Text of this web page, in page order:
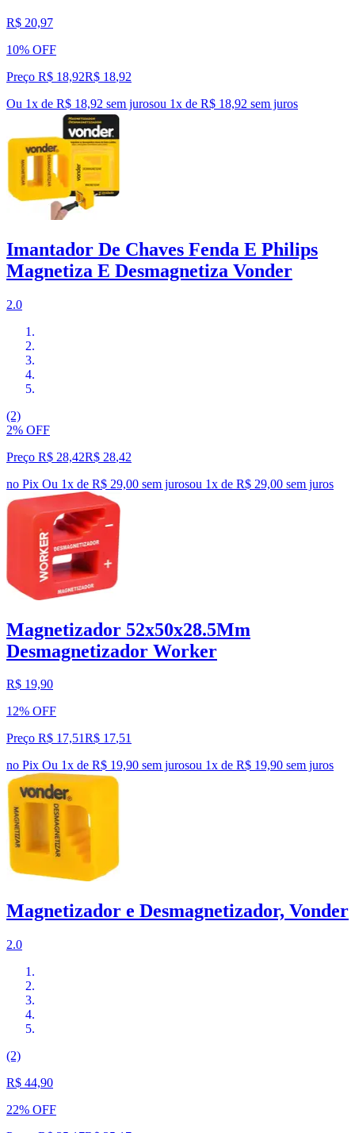
R$ 20,97
10% OFF
Preço R$ 18,92R$ 18,92
Ou 1x de R$ 18,92 sem jurosou 1x de R$ 18,92 sem juros
Imantador De Chaves Fenda E Philips
Magnetiza E Desmagnetiza Vonder
2.0
(2)
2% OFF
Preço R$ 28,42R$ 28,42
no Pix Ou 1x de R$ 29,00 sem jurosou 1x de R$ 29,00 sem juros
Magnetizador 52x50x28.5Mm
Desmagnetizador Worker
R$ 19,90
12% OFF
Preço R$ 17,51R$ 17,51
no Pix Ou 1x de R$ 19,90 sem jurosou 1x de R$ 19,90 sem juros
Magnetizador e Desmagnetizador, Vonder
2.0
(2)
R$ 44,90
22% OFF